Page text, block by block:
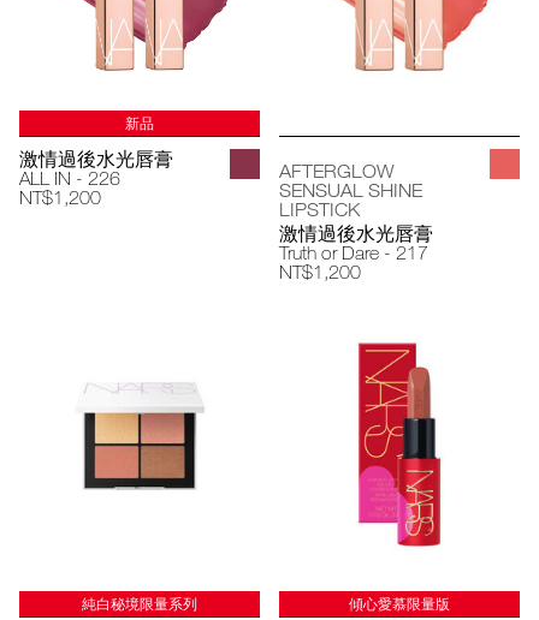
新品
激情過後水光唇膏
ALL IN - 226
NT$1,200
AFTERGLOW
SENSUAL SHINE
LIPSTICK
激情過後水光唇膏
Truth or Dare - 217
NT$1,200
純白秘境限量系列 傾心愛慕限量版